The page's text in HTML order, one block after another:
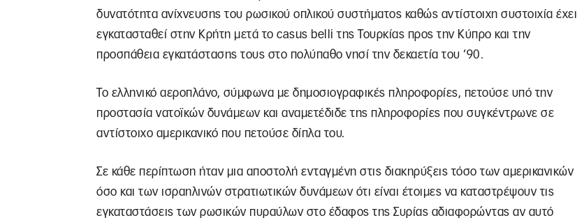
δυνατότητα ανίχνευσης του ρωσικού οπλικού συστήματος καθώς αντίστοιχη συστοιχία έχει
εγκατασταθεί στην Κρήτη μετά το casus belli της Τουρκίας προς την Κύπρο και την
προσπάθεια εγκατάστασης τους στο πολύπαθο νησί την δεκαετία του ‘90.
Το ελληνικό αεροπλάνο, σύμφωνα με δημοσιογραφικές πληροφορίες, πετούσε υπό την
προστασία νατοϊκών δυνάμεων και αναμετέδιδε της πληροφορίες που συγκέντρωνε σε
αντίστοιχο αμερικανικό που πετούσε δίπλα του.
Σε κάθε περίπτωση ήταν μια αποστολή ενταγμένη στις διακηρύξεις τόσο των αμερικανικών
όσο και των ισραηλινών στρατιωτικών δυνάμεων ότι είναι έτοιμες να καταστρέψουν τις
εγκαταστάσεις των ρωσικών πυραύλων στο έδαφος της Συρίας αδιαφορώντας αν αυτό